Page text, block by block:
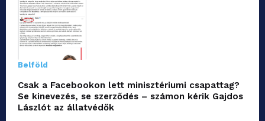
Belföld
Csak a Facebookon lett minisztériumi csapattag?
Se kinevezés, se szerződés – számon kérik Gajdos
Lászlót az állatvédők